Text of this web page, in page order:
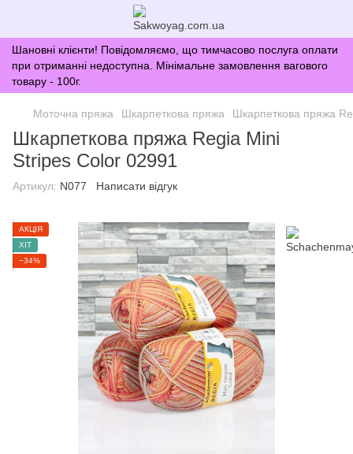
Шановні клієнти! Повідомляємо, що тимчасово послуга оплати
при отриманні недоступна. Мінімальне замовлення вагового
товару - 100г.
Моточна пряжа Шкарпеткова пряжа Шкарпеткова пряжа
Шкарпеткова пряжа Regia Mini
Stripes Color 02991
Артикул: N077 Написати відгук
АКЦІЯ
ХІТ
−34%